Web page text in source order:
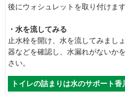
後にウォシュレットを取り付けます
・水を流してみる
止水栓を開け、水を流してみまし
器などを確認し、水漏れがないか
さい。
トイレの詰まりは水のサポート